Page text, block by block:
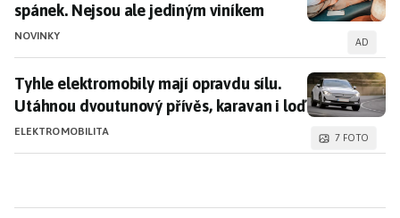
spánek. Nejsou ale jediným viníkem
NOVINKY AD
Tyhle elektromobily mají opravdu sílu. Utáhnou
Tyhle elektromobily mají opravdu sílu.
Utáhnou dvoutunový přívěs, karavan i loď
ELEKTROMOBILITA 7 FOTO